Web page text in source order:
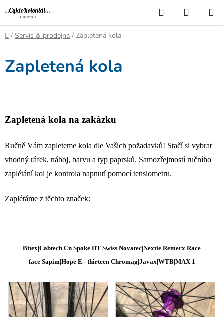
Přejít
na
obsah
Hledat
KOŠÍK
Domů
/ Servis & prodejna / Zapletená kola
Zapletená kola
Zapletená kola na zakázku
Ručně Vám zapleteme kola dle Vašich požadavků! Stačí si vybrat
vhodný ráfek, náboj, barvu a typ paprsků. Samozřejmostí ručního
zaplétání kol je kontrola napnutí pomocí tensiometru.
Zaplétáme z těchto značek:
Bitex|Cabtech|Cn Spoke|DT Swiss|Novatec|Nextie|Remerx|Race
face|Sapim|Hope|E - thirteen|Chromag|Javax|WTB|MAX 1